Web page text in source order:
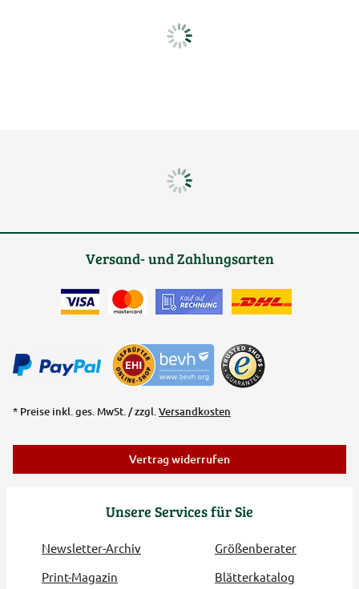
Unsere Services für Sie
Newsletter-Archiv
Größenberater
Print-Magazin
Blätterkatalog
Versand- und Zahlungsarten
* Preise inkl. ges. MwSt. / zzgl.Versandkosten
Vertrag widerrufen